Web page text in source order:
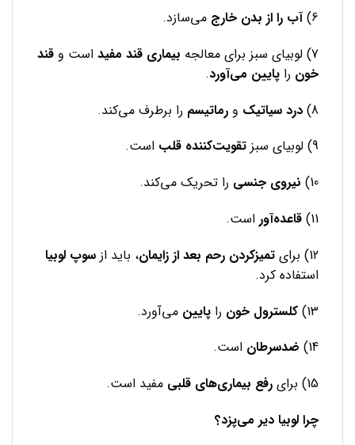
6) آب را از بدن خارج می‌سازد.
7) لوبیای سبز برای معالجه
بیماری قند مفید است و قند
خون را پایین می‌آورد.
8) درد سیاتیک و رماتیسم را برطرف می‌کند.
9) لوبیای سبز
تقویت‌کننده قلب است.
10) نیروی جنسی را تحریک می‌کند.
11) قاعده‌آور است.
12) برای
تمیزکردن رحم بعد از زایمان، باید از سوپ لوبیا
استفاده کرد.
13) کلسترول خون را پایین می‌آورد.
14) ضدسرطان است.
15) برای
رفع بیماری‌های قلبی مفید است.
چرا لوبیا دیر می‌پزد؟